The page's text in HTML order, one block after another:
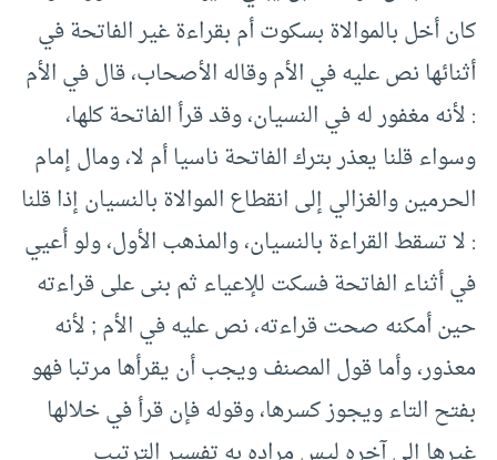
كان أخل بالموالاة بسكوت أم بقراءة غير الفاتحة في
أثنائها نص عليه في الأم وقاله الأصحاب، قال في الأم
: لأنه مغفور له في النسيان، وقد قرأ الفاتحة كلها،
وسواء قلنا يعذر بترك الفاتحة ناسيا أم لا، ومال إمام
الحرمين والغزالي إلى انقطاع الموالاة بالنسيان إذا قلنا
: لا تسقط القراءة بالنسيان، والمذهب الأول، ولو أعيي
في أثناء الفاتحة فسكت للإعياء ثم بنى على قراءته
حين أمكنه صحت قراءته، نص عليه في الأم ; لأنه
معذور، وأما قول المصنف ويجب أن يقرأها مرتبا فهو
بفتح التاء ويجوز كسرها، وقوله فإن قرأ في خلالها